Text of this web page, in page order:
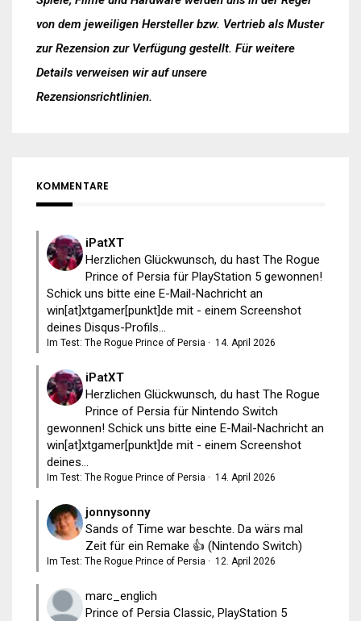
von dem jeweiligen Hersteller bzw. Vertrieb als Muster
zur Rezension zur Verfügung gestellt. Für weitere
Details verweisen wir auf unsere
Rezensionsrichtlinien.
KOMMENTARE
iPatXT
Herzlichen Glückwunsch, du hast The Rogue
Prince of Persia für PlayStation 5 gewonnen!
Schick uns bitte eine E-Mail-Nachricht an
win[at]xtgamer[punkt]de mit - einem Screenshot
deines Disqus-Profils...
Im Test: The Rogue Prince of Persia · 14. April 2026
iPatXT
Herzlichen Glückwunsch, du hast The Rogue
Prince of Persia für Nintendo Switch
gewonnen! Schick uns bitte eine E-Mail-Nachricht an
win[at]xtgamer[punkt]de mit - einem Screenshot
deines...
Im Test: The Rogue Prince of Persia · 14. April 2026
jonnysonny
Sands of Time war beschte. Da wärs mal
Zeit für ein Remake 👍 (Nintendo Switch)
Im Test: The Rogue Prince of Persia · 12. April 2026
marc_englich
Prince of Persia Classic, PlayStation 5